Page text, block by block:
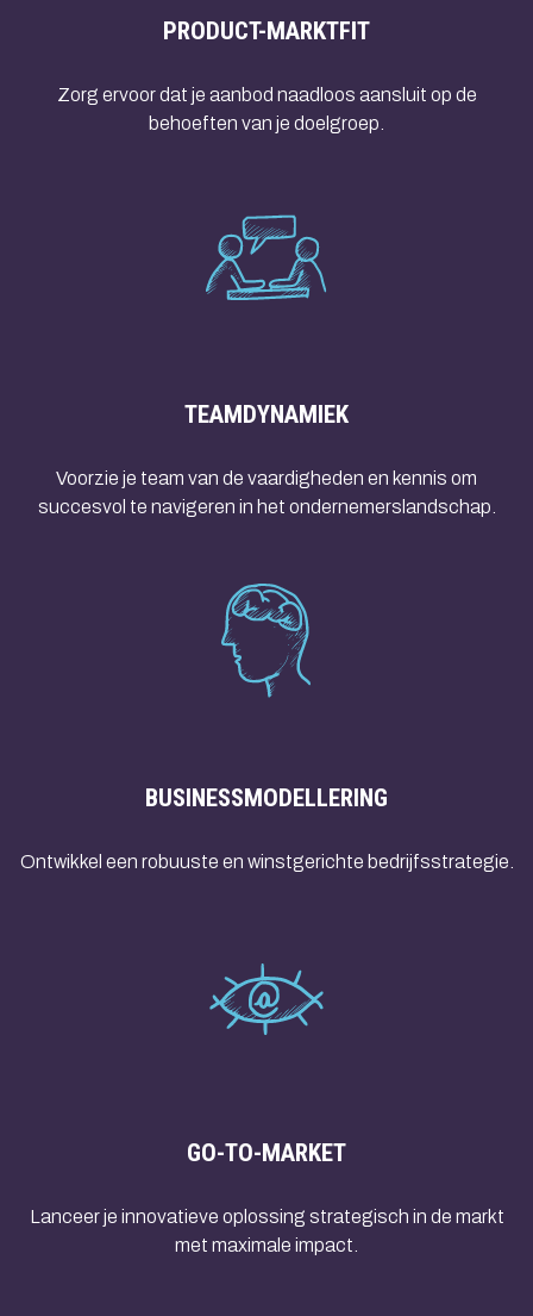
PRODUCT-MARKTFIT
Zorg ervoor dat je aanbod naadloos aansluit op de
behoeften van je doelgroep.
TEAMDYNAMIEK
Voorzie je team van de vaardigheden en kennis om
succesvol te navigeren in het ondernemerslandschap.
BUSINESSMODELLERING
Ontwikkel een robuuste en winstgerichte bedrijfsstrategie.
GO-TO-MARKET
Lanceer je innovatieve oplossing strategisch in de markt
met maximale impact.